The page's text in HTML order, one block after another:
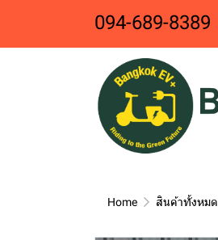
094-689-8389
Home สินค้าทั้งหมด